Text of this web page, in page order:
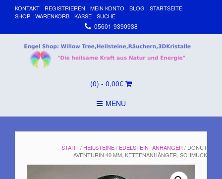
KONTAKT REGISTRIEREN MEIN KONTO BLOG
STARTSEITE
SHOP
WARENKORB KASSE SUCHE
05601-9390938
(0) - 0,00€
MENU
START/ HEILSTEINE/ EDELSTEIN- ANHÄNGER / DONUT
AVENTURIN 40 MM, KETTENANHÄNGER, SCHMUCK